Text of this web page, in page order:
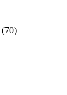
(70)